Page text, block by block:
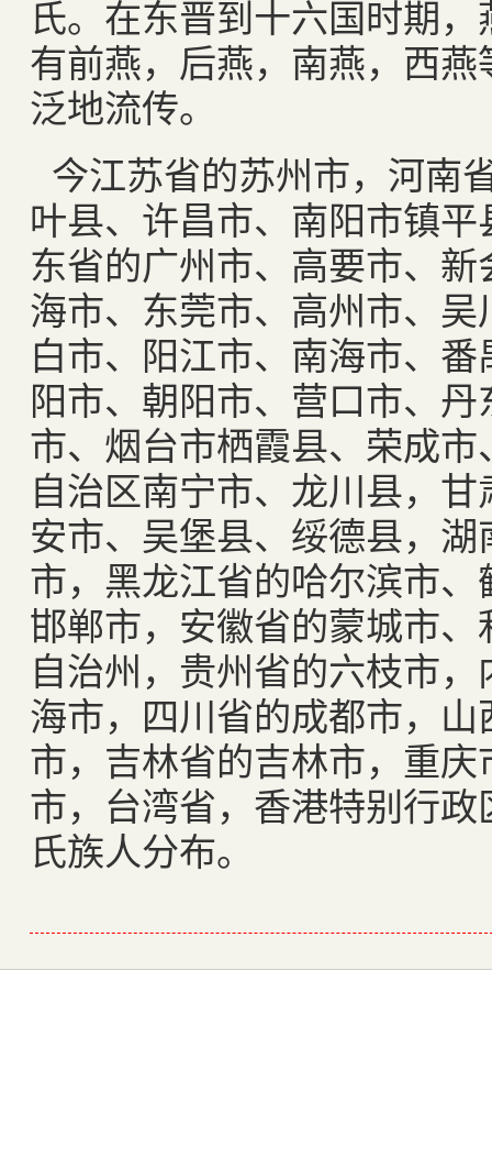
氏。在东晋到十六国时期
有前燕，后燕，南燕，西
泛地流传。
今江苏省的苏州市，河南
叶县、许昌市、南阳市镇
东省的广州市、高要市、
海市、东莞市、高州市、
白市、阳江市、南海市、
阳市、朝阳市、营口市、
市、烟台市栖霞县、荣成
自治区南宁市、龙川县，
安市、吴堡县、绥德县，
市，黑龙江省的哈尔滨市
邯郸市，安徽省的蒙城市
自治州，贵州省的六枝市
海市，四川省的成都市，
市，吉林省的吉林市，重
市，台湾省，香港特别行
氏族人分布。